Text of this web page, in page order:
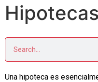
Hipotecas
Una hipoteca es